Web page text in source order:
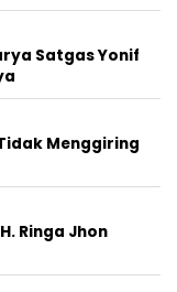
Satgas Yonif
Menggiring
Ringa Jhon